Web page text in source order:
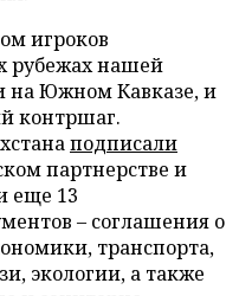
игроков
рубежах нашей
на Южном Кавказе, и
контршаг.
подписали
партнерстве и
еще 13
– соглашения о
транспорта,
экологии, а также